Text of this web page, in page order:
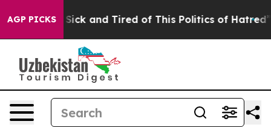
AGP PICKS
Sick and Tired of This Politics of Hatred” The